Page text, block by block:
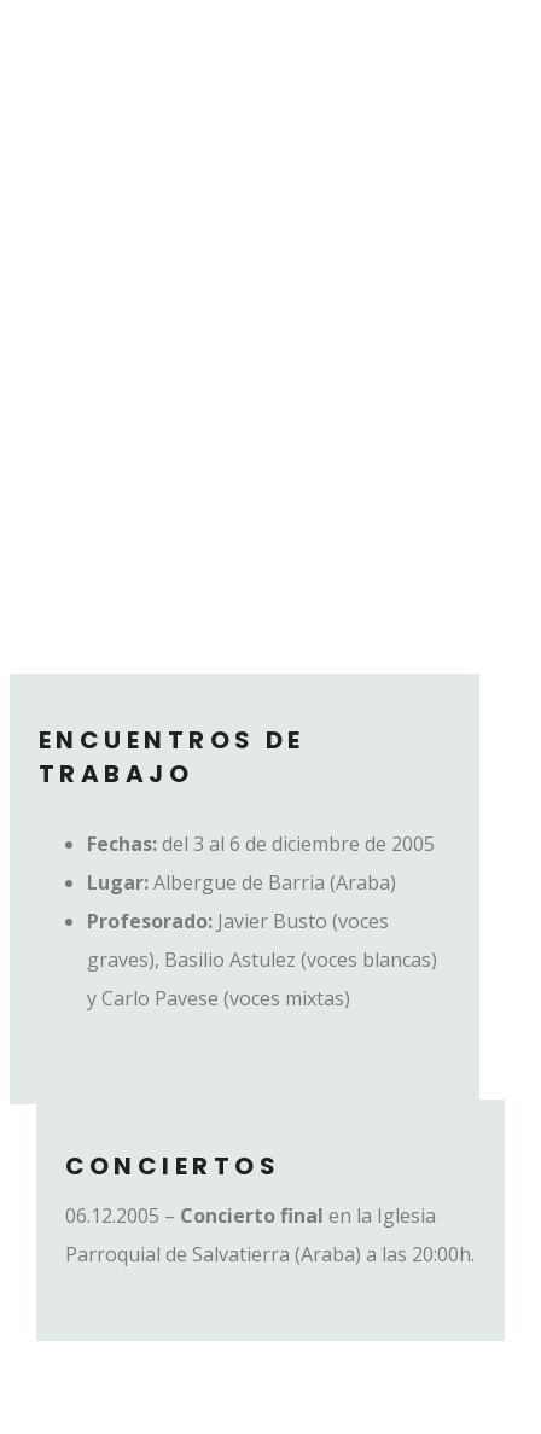
ENCUENTROS DE
TRABAJO
Fechas:del 3 al 6 de diciembre de 2005
Lugar:Albergue de Barria (Araba)
Profesorado: Javier Busto (voces
graves), Basilio Astulez (voces blancas)
y Carlo Pavese (voces mixtas)
CONCIERTOS
06.12.2005 – Concierto final en la Iglesia
Parroquial de Salvatierra (Araba) a las 20:00h.